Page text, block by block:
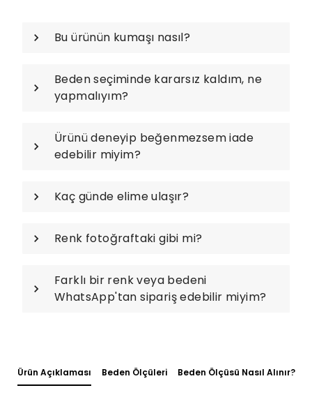
Bu ürünün kumaşı nasıl?
Beden seçiminde kararsız kaldım, ne
yapmalıyım?
Ürünü deneyip beğenmezsem iade
edebilir miyim?
Kaç günde elime ulaşır?
Renk fotoğraftaki gibi mi?
Farklı bir renk veya bedeni
WhatsApp'tan sipariş edebilir miyim?
Ürün Açıklaması Beden Ölçüleri Beden Ölçüsü Nasıl Alınır?